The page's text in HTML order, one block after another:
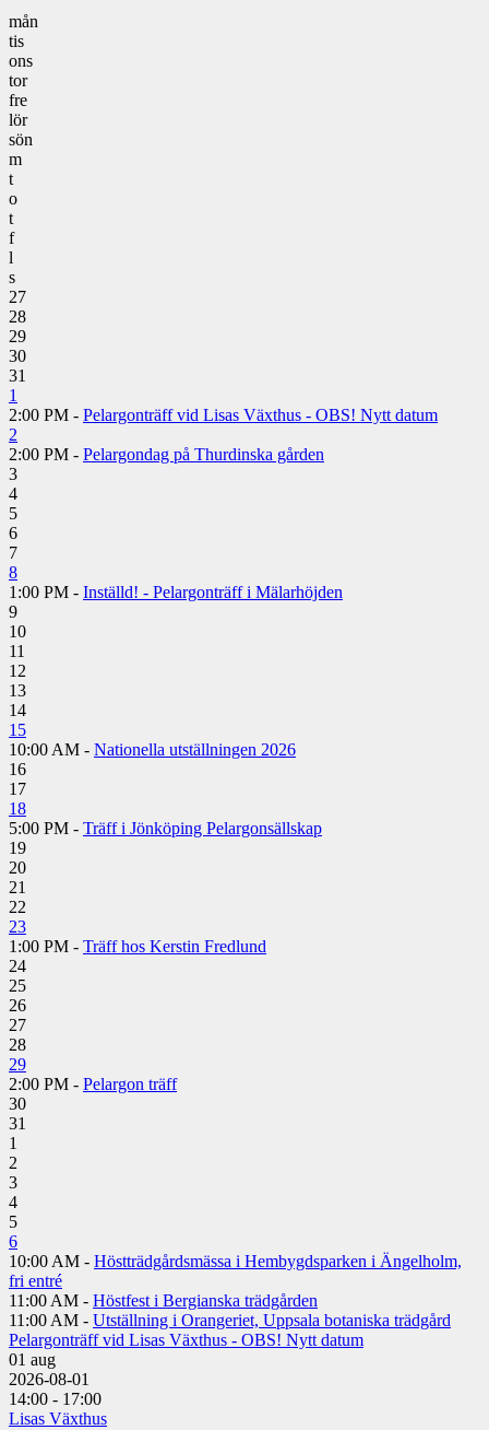
mån
tis
ons
tor
fre
lör
sön
m
t
o
t
f
l
s
27
28
29
30
31
1
2:00 PM - Pelargonträff vid Lisas Växthus - OBS! Nytt datum
2
2:00 PM - Pelargondag på Thurdinska gården
3
4
5
6
7
8
1:00 PM - Inställd! - Pelargonträff i Mälarhöjden
9
10
11
12
13
14
15
10:00 AM - Nationella utställningen 2026
16
17
18
5:00 PM - Träff i Jönköping Pelargonsällskap
19
20
21
22
23
1:00 PM - Träff hos Kerstin Fredlund
24
25
26
27
28
29
2:00 PM - Pelargon träff
30
31
1
2
3
4
5
6
10:00 AM - Höstträdgårdsmässa i Hembygdsparken i Ängelholm,
fri entré
11:00 AM - Höstfest i Bergianska trädgården
11:00 AM - Utställning i Orangeriet, Uppsala botaniska trädgård
Pelargonträff vid Lisas Växthus - OBS! Nytt datum
01 aug
2026-08-01
14:00 - 17:00
Lisas Växthus